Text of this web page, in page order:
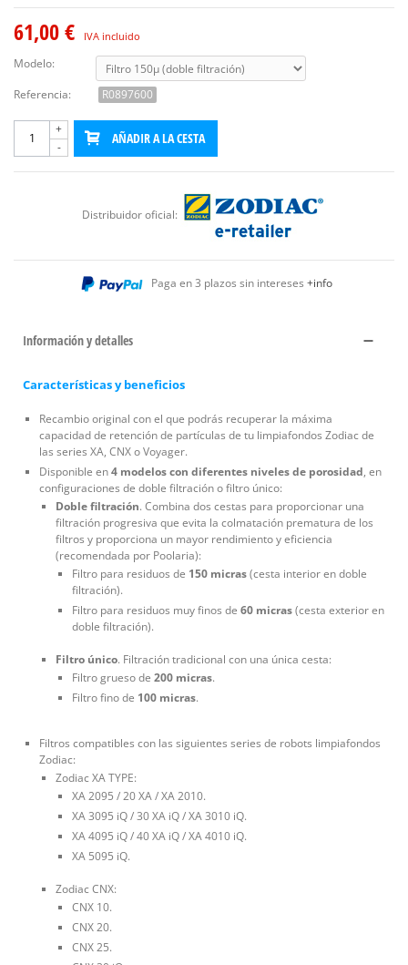
61,00 € IVA incluido
Modelo:
Referencia:
R0897600
-
+
AÑADIR A LA CESTA
Distribuidor oficial:
Paga en 3 plazos sin intereses +info
Información y detalles
Características y beneficios
Recambio original con el que podrás recuperar la máxima
capacidad de retención de partículas de tu limpiafondos Zodiac de
las series XA, CNX o Voyager.
Disponible en4 modelos con diferentes niveles de porosidad, en
configuraciones de doble filtración o filtro único:
Doble filtración. Combina dos cestas para proporcionar una
filtración progresiva que evita la colmatación prematura de los
filtros y proporciona un mayor rendimiento y eficiencia
(recomendada por Poolaria):
Filtro para residuos de 150 micras(cesta interior en doble
filtración).
Filtro para residuos muy finos de 60 micras(cesta exterior en
doble filtración).
Filtro único. Filtración tradicional con una única cesta:
Filtro grueso de 200 micras.
Filtro fino de 100 micras.
Filtros compatibles con las siguientes series de robots limpiafondos
Zodiac:
Zodiac XA TYPE:
XA 2095 / 20 XA / XA 2010.
XA 3095 iQ / 30 XA iQ / XA 3010 iQ.
XA 4095 iQ / 40 XA iQ / XA 4010 iQ.
XA 5095 iQ.
Zodiac CNX:
CNX 10.
CNX 20.
CNX 25.